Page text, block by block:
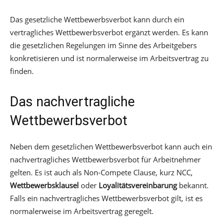
Das gesetzliche Wettbewerbsverbot kann durch ein
vertragliches Wettbewerbsverbot ergänzt werden. Es kann
die gesetzlichen Regelungen im Sinne des Arbeitgebers
konkretisieren und ist normalerweise im Arbeitsvertrag zu
finden.
Das nachvertragliche
Wettbewerbsverbot
Neben dem gesetzlichen Wettbewerbsverbot kann auch ein
nachvertragliches Wettbewerbsverbot für Arbeitnehmer
gelten. Es ist auch als Non-Compete Clause, kurz NCC,
Wettbewerbsklausel oder Loyalitätsvereinbarungbekannt.
Falls ein nachvertragliches Wettbewerbsverbot gilt, ist es
normalerweise im Arbeitsvertrag geregelt.